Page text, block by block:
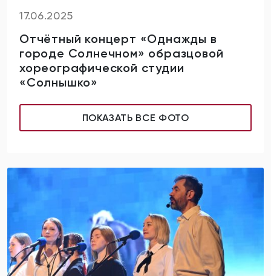
17.06.2025
Отчётный концерт «Однажды в
городе Солнечном» образцовой
хореографической студии
«Солнышко»
ПОКАЗАТЬ ВСЕ ФОТО